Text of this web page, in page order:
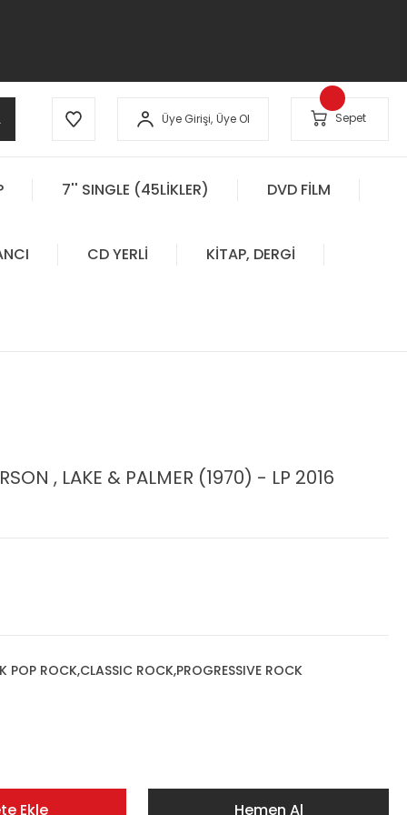
Üye Girişi, Üye Ol Sepet
7'' SINGLE (45LİKLER) DVD FİLM
CD YERLİ KİTAP, DERGİ
, LAKE & PALMER (1970) - LP 2016
POP ROCK,CLASSIC ROCK,PROGRESSIVE ROCK
Ekle Hemen Al